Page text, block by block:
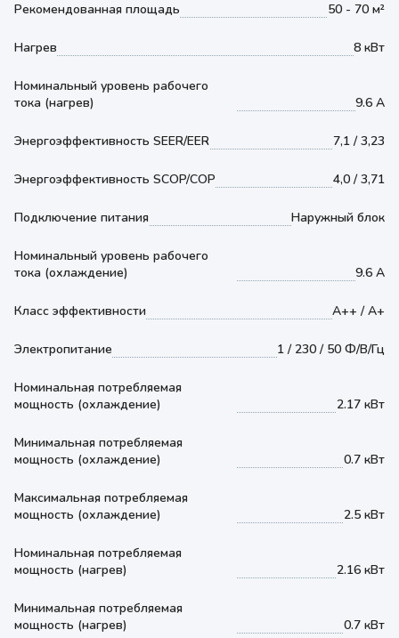
Рекомендованная площадь 50 - 70 м²
Нагрев 8 кВт
Номинальный уровень рабочего
тока (нагрев)
9.6 А
Энергоэффективность SEER/EER 7,1 / 3,23
Энергоэффективность SCOP/COP 4,0 / 3,71
Подключение питания Наружный блок
Номинальный уровень рабочего
тока (охлаждение)
9.6 А
Класс эффективности А++ / А+
Электропитание 1 / 230 / 50 Ф/В/Гц
Номинальная потребляемая
мощность (охлаждение)
2.17 кВт
Минимальная потребляемая
мощность (охлаждение)
0.7 кВт
Максимальная потребляемая
мощность (охлаждение)
2.5 кВт
Номинальная потребляемая
мощность (нагрев)
2.16 кВт
Минимальная потребляемая
мощность (нагрев)
0.7 кВт